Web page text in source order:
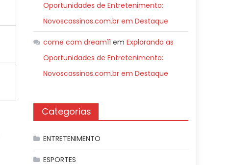
Oportunidades de Entretenimento:
Novoscassinos.com.br em Destaque
come com dream11 emExplorando as
Oportunidades de Entretenimento:
Novoscassinos.com.br em Destaque
Categorias
ENTRETENIMENTO
ESPORTES